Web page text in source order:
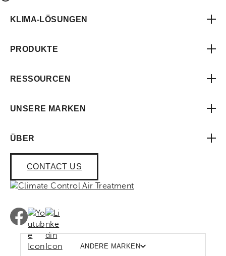
KLIMA-LÖSUNGEN
PRODUKTE
RESSOURCEN
UNSERE MARKEN
ÜBER
CONTACT US
ANDERE MARKEN